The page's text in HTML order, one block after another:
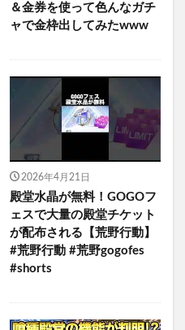
＆金券を使って色んなガチ
ャで金枠出してみたwww
2026年4月21日
殿堂水晶が無料！GOGOフ
ェスで大量の殿堂チケット
が配布される【荒野行動】
#荒野行動 #荒野gogofes
#shorts